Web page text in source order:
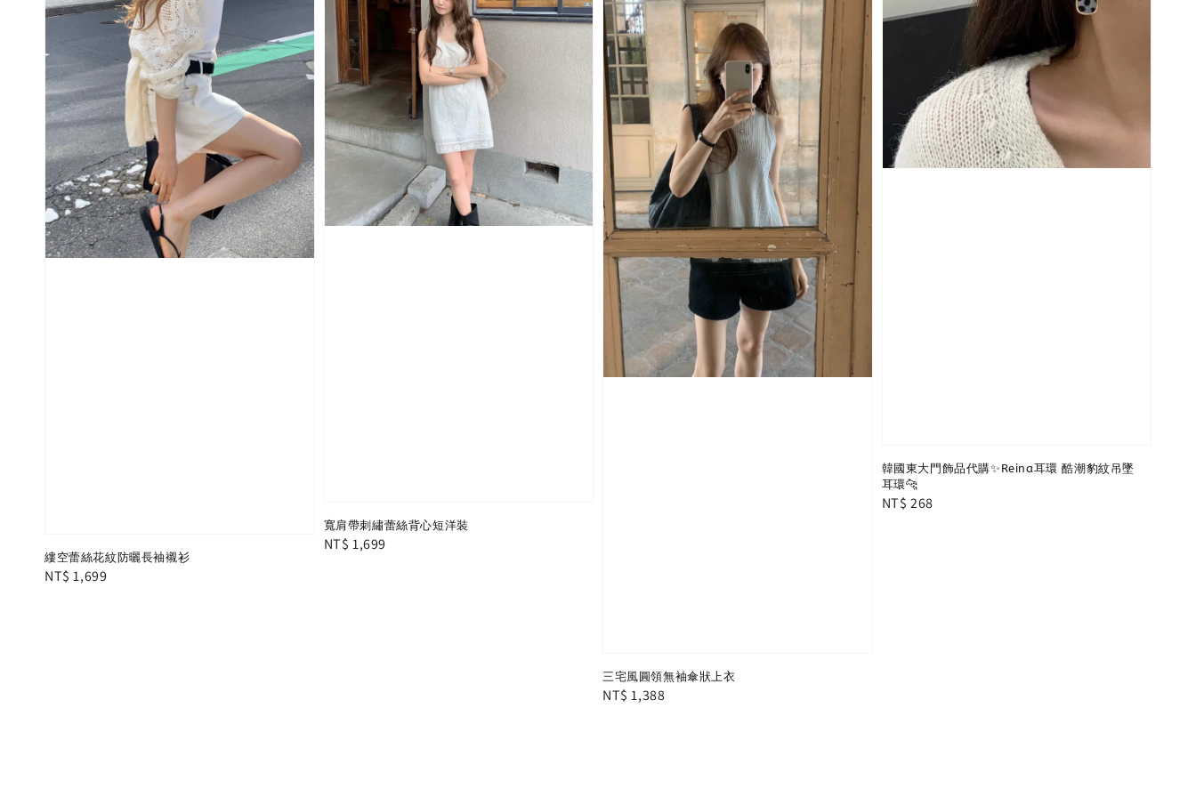
縷空蕾絲花紋防曬長袖襯衫
Regular
NT$ 1,699
寬肩帶刺繡蕾絲背心短洋裝
Regular
NT$ 1,699
三宅風圓領無袖傘狀上衣
Regular
NT$ 1,388
韓國東大門飾品代購✨Reina耳環 酷潮豹紋吊墜
耳環🐆
Regular
NT$ 268